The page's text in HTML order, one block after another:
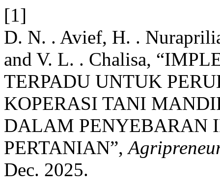
[1]
D. N. . Avief, H. .
and V. L. . Chalisa,
TERPADU UNTUK
KOPERASI TANI
DALAM PENYEBARAN
PERTANIAN”,
Dec. 2025.